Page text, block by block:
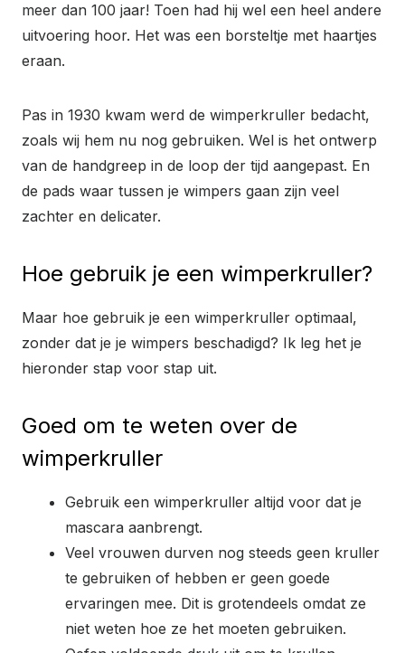
meer dan 100 jaar! Toen had hij wel een heel andere
uitvoering hoor. Het was een borsteltje met haartjes
eraan.
Pas in 1930 kwam werd de wimperkruller bedacht,
zoals wij hem nu nog gebruiken. Wel is het ontwerp
van de handgreep in de loop der tijd aangepast. En
de pads waar tussen je wimpers gaan zijn veel
zachter en delicater.
Hoe gebruik je een wimperkruller?
Maar hoe gebruik je een wimperkruller optimaal,
zonder dat je je wimpers beschadigd? Ik leg het je
hieronder stap voor stap uit.
Goed om te weten over de
wimperkruller
Gebruik een wimperkruller altijd voor dat je
mascara aanbrengt.
Veel vrouwen durven nog steeds geen kruller
te gebruiken of hebben er geen goede
ervaringen mee. Dit is grotendeels omdat ze
niet weten hoe ze het moeten gebruiken.